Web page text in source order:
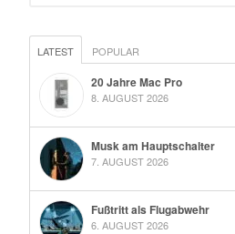
LATEST POPULAR
20 Jahre Mac Pro
8. AUGUST 2026
Musk am Hauptschalter
7. AUGUST 2026
Fußtritt als Flugabwehr
6. AUGUST 2026